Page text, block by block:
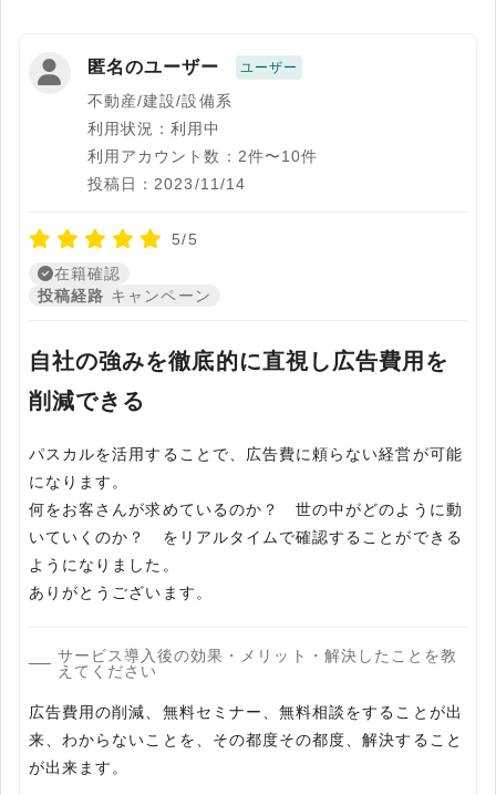
匿名のユーザー ユーザー
不動産/建設/設備系
利用状況：利用中
利用アカウント数：2件〜10件
投稿日：2023/11/14
5/5
在籍確認
投稿経路 キャンペーン
自社の強みを徹底的に直視し広告費用を
削減できる
パスカルを活用することで、広告費に頼らない経営が可能
になります。
何をお客さんが求めているのか？ 世の中がどのように動
いていくのか？ をリアルタイムで確認することができる
ようになりました。
ありがとうございます。
サービス導入後の効果・メリット・解決したことを教
えてください
広告費用の削減、無料セミナー、無料相談をすることが出
来、わからないことを、その都度その都度、解決すること
が出来ます。